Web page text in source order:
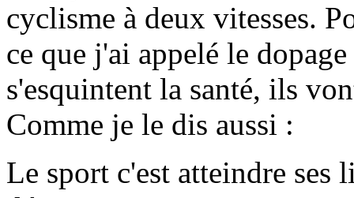
cyclisme à deux vitesses.
ce que j'ai appelé le
s'esquintent la santé, ils
Comme je le dis aussi :
Le sport c'est atteindre ses